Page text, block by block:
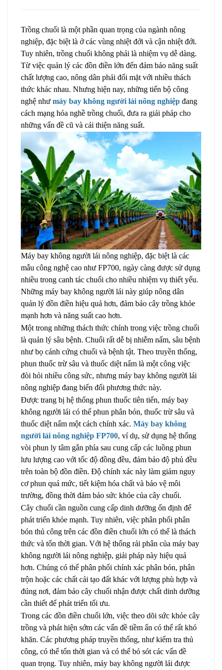
Trồng chuối là một phần quan trọng của ngành nông
nghiệp, đặc biệt là ở các vùng nhiệt đới và cận nhiệt đới.
Tuy nhiên, trồng chuối không phải là nhiệm vụ dễ dàng.
Từ việc quản lý các đồn điền lớn đến đảm bảo năng suất
chất lượng cao, nông dân phải đối mặt với nhiều thách
thức khác nhau. Nhưng hiện nay, những tiến bộ công
nghệ nhưmáy bay không người lái nông nghiệp đang
cách mạng hóa nghề trồng chuối, đưa ra giải pháp cho
những vấn đề cũ và cải thiện năng suất.
Máy bay không người lái nông nghiệp, đặc biệt là các
mẫu công nghệ cao như FP700, ngày càng được sử dụng
nhiều trong canh tác chuối cho nhiều nhiệm vụ thiết yếu.
Những máy bay không người lái này giúp nông dân
quản lý đồn điền hiệu quả hơn, đảm bảo cây trồng khỏe
mạnh hơn và năng suất cao hơn.
Một trong những thách thức chính trong việc trồng chuối
là quản lý sâu bệnh. Chuối rất dễ bị nhiễm nấm, sâu bệnh
như bọ cánh cứng chuối và bệnh tật. Theo truyền thống,
phun thuốc trừ sâu và thuốc diệt nấm là một công việc
đòi hỏi nhiều công sức, nhưng máy bay không người lái
nông nghiệp đang biến đổi phương thức này.
Được trang bị hệ thống phun thuốc tiên tiến, máy bay
không người lái có thể phun phân bón, thuốc trừ sâu và
thuốc diệt nấm một cách chính xác.Máy bay không
người lái nông nghiệp FP700, ví dụ, sử dụng hệ thống
vòi phun ly tâm gắn phía sau cung cấp các luồng phun
lưu lượng cao với tốc độ đồng đều, đảm bảo độ phủ đều
trên toàn bộ đồn điền. Độ chính xác này làm giảm nguy
cơ phun quá mức, tiết kiệm hóa chất và bảo vệ môi
trường, đồng thời đảm bảo sức khỏe của cây chuối.
Cây chuối cần nguồn cung cấp dinh dưỡng ổn định để
phát triển khỏe mạnh. Tuy nhiên, việc phân phối phân
bón thủ công trên các đồn điền chuối lớn có thể là thách
thức và tốn thời gian. Với hệ thống rải phân của máy bay
không người lái nông nghiệp, giải pháp này hiệu quả
hơn. Chúng có thể phân phối chính xác phân bón, phân
trộn hoặc các chất cải tạo đất khác với lượng phù hợp và
đúng nơi, đảm bảo cây chuối nhận được chất dinh dưỡng
cần thiết để phát triển tối ưu.
Trong các đồn điền chuối lớn, việc theo dõi sức khỏe cây
trồng và phát hiện sớm các vấn đề tiềm ẩn có thể rất khó
khăn. Các phương pháp truyền thống, như kiểm tra thủ
công, có thể tốn thời gian và có thể bỏ sót các vấn đề
quan trọng. Tuy nhiên, máy bay không người lái được